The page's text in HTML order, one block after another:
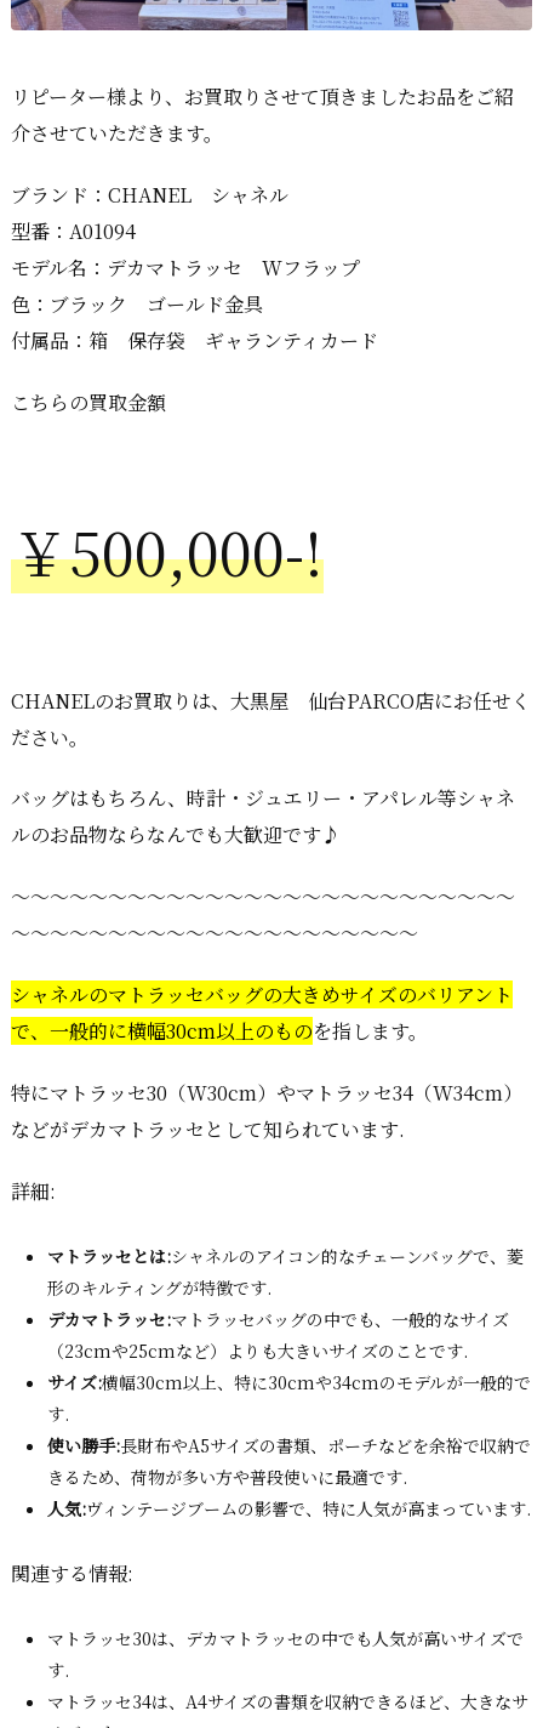
リピーター様より、お買取りさせて頂きましたお品をご紹
介させていただきます。
ブランド：CHANEL シャネル
型番：A01094
モデル名：デカマトラッセ Wフラップ
色：ブラック ゴールド金具
付属品：箱 保存袋 ギャランティカード
こちらの買取金額
￥500,000-!
CHANELのお買取りは、大黒屋 仙台PARCO店にお任せく
ださい。
バッグはもちろん、時計・ジュエリー・アパレル等シャネ
ルのお品物ならなんでも大歓迎です♪
～～～～～～～～～～～～～～～～～～～～～～～～～～
～～～～～～～～～～～～～～～～～～～～～
シャネルのマトラッセバッグの大きめサイズのバリアント
で、一般的に横幅30cm以上のものを指します。
特にマトラッセ30（W30cm）やマトラッセ34（W34cm）
などがデカマトラッセとして知られています.
詳細:
マトラッセとは:シャネルのアイコン的なチェーンバッグで、菱
形のキルティングが特徴です.
デカマトラッセ:マトラッセバッグの中でも、一般的なサイズ
（23cmや25cmなど）よりも大きいサイズのことです.
サイズ:横幅30cm以上、特に30cmや34cmのモデルが一般的で
す.
使い勝手:長財布やA5サイズの書類、ポーチなどを余裕で収納で
きるため、荷物が多い方や普段使いに最適です.
人気:ヴィンテージブームの影響で、特に人気が高まっています.
関連する情報:
マトラッセ30は、デカマトラッセの中でも人気が高いサイズで
す.
マトラッセ34は、A4サイズの書類を収納できるほど、大きなサ